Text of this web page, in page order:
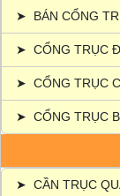
➤ BÁN CỔNG
➤ CỔNG TRỤC
➤ CỔNG TRỤC
➤ CỔNG TRỤC
➤ CẦN TRỤC